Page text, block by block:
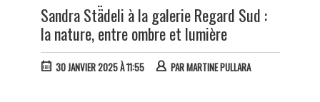
Sandra Stä̈deli à la galerie Regard Sud :
la nature, entre ombre et lumière
30 JANVIER 2025 À 11:55 PARMARTINE PULLARA